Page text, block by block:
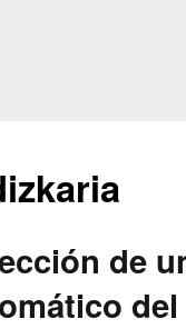
de